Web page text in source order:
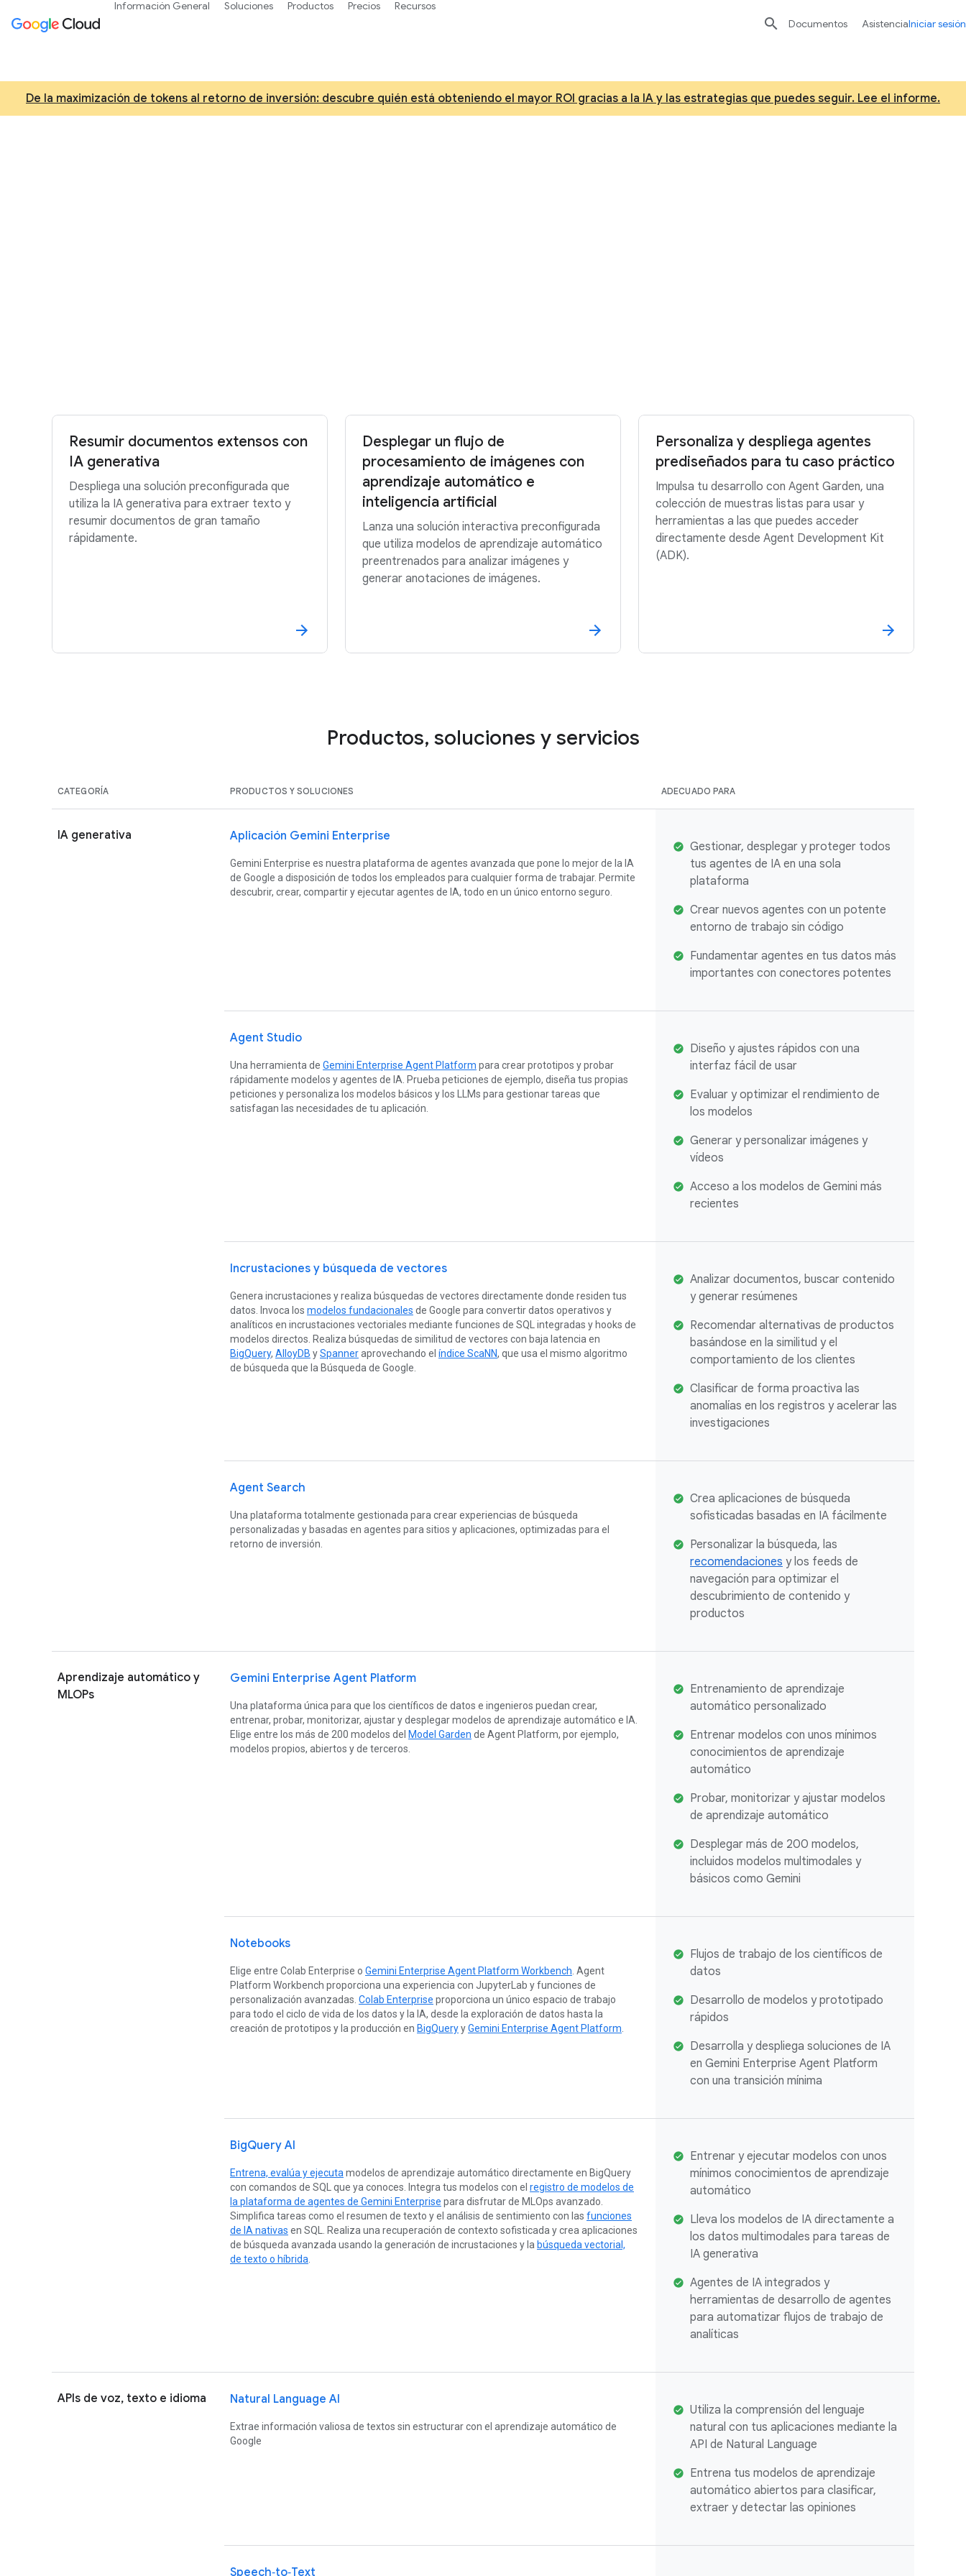
De la maximización de tokens al retorno de inversión: descubre quién está obteniendo el mayor ROI gracias a la IA y las estrategias que puedes seguir. Lee el informe.
Resumir documentos extensos con
IA generativa
Despliega una solución preconfigurada que
utiliza la IA generativa para extraer texto y
resumir documentos de gran tamaño
rápidamente.
Desplegar un flujo de
procesamiento de imágenes con
aprendizaje automático e
inteligencia artificial
Lanza una solución interactiva preconfigurada
que utiliza modelos de aprendizaje automático
preentrenados para analizar imágenes y
generar anotaciones de imágenes.
Personaliza y despliega agentes
prediseñados para tu caso práctico
Impulsa tu desarrollo con Agent Garden, una
colección de muestras listas para usar y
herramientas a las que puedes acceder
directamente desde Agent Development Kit
(ADK).
Productos, soluciones y servicios
CATEGORÍA PRODUCTOS Y SOLUCIONES ADECUADO PARA
IA generativa Aplicación Gemini Enterprise
Gemini Enterprise es nuestra plataforma de agentes avanzada que pone lo mejor de la IA
de Google a disposición de todos los empleados para cualquier forma de trabajar. Permite
descubrir, crear, compartir y ejecutar agentes de IA, todo en un único entorno seguro.
Gestionar, desplegar y proteger todos
tus agentes de IA en una sola
plataforma
Crear nuevos agentes con un potente
entorno de trabajo sin código
Fundamentar agentes en tus datos más
importantes con conectores potentes
Agent Studio
Una herramienta de Gemini Enterprise Agent Platform para crear prototipos y probar
rápidamente modelos y agentes de IA. Prueba peticiones de ejemplo, diseña tus propias
peticiones y personaliza los modelos básicos y los LLMs para gestionar tareas que
satisfagan las necesidades de tu aplicación.
Diseño y ajustes rápidos con una
interfaz fácil de usar
Evaluar y optimizar el rendimiento de
los modelos
Generar y personalizar imágenes y
vídeos
Acceso a los modelos de Gemini más
recientes
Incrustaciones y búsqueda de vectores
Genera incrustaciones y realiza búsquedas de vectores directamente donde residen tus
datos. Invoca los modelos fundacionales de Google para convertir datos operativos y
analíticos en incrustaciones vectoriales mediante funciones de SQL integradas y hooks de
modelos directos. Realiza búsquedas de similitud de vectores con baja latencia en
BigQuery, AlloyDB ySpanneraprovechando el índice ScaNN, que usa el mismo algoritmo
de búsqueda que la Búsqueda de Google.
Analizar documentos, buscar contenido
y generar resúmenes
Recomendar alternativas de productos
basándose en la similitud y el
comportamiento de los clientes
Clasificar de forma proactiva las
anomalías en los registros y acelerar las
investigaciones
Agent Search
Una plataforma totalmente gestionada para crear experiencias de búsqueda
personalizadas y basadas en agentes para sitios y aplicaciones, optimizadas para el
retorno de inversión.
Crea aplicaciones de búsqueda
sofisticadas basadas en IA fácilmente
Personalizar la búsqueda, las
recomendaciones y los feeds de
navegación para optimizar el
descubrimiento de contenido y
productos
Aprendizaje automático y
MLOPs
Gemini Enterprise Agent Platform
Una plataforma única para que los científicos de datos e ingenieros puedan crear,
entrenar, probar, monitorizar, ajustar y desplegar modelos de aprendizaje automático e IA.
Elige entre los más de 200 modelos del Model Garden de Agent Platform, por ejemplo,
modelos propios, abiertos y de terceros.
Entrenamiento de aprendizaje
automático personalizado
Entrenar modelos con unos mínimos
conocimientos de aprendizaje
automático
Probar, monitorizar y ajustar modelos
de aprendizaje automático
Desplegar más de 200 modelos,
incluidos modelos multimodales y
básicos como Gemini
Notebooks
Elige entre Colab Enterprise o Gemini Enterprise Agent Platform Workbench . Agent
Platform Workbench proporciona una experiencia con JupyterLab y funciones de
personalización avanzadas. Colab Enterprise proporciona un único espacio de trabajo
para todo el ciclo de vida de los datos y la IA, desde la exploración de datos hasta la
creación de prototipos y la producción en BigQueryyGemini Enterprise Agent Platform
Flujos de trabajo de los científicos de
datos
Desarrollo de modelos y prototipado
rápidos
Desarrolla y despliega soluciones de IA
en Gemini Enterprise Agent Platform
con una transición mínima
BigQuery AI
Entrena, evalúa y ejecuta modelos de aprendizaje automático directamente en BigQuery
con comandos de SQL que ya conoces. Integra tus modelos con el registro de modelos de
la plataforma de agentes de Gemini Enterprise para disfrutar de MLOps avanzado.
Simplifica tareas como el resumen de texto y el análisis de sentimiento con las funciones
de IA nativas en SQL. Realiza una recuperación de contexto sofisticada y crea aplicaciones
de búsqueda avanzada usando la generación de incrustaciones y la búsqueda vectorial,
de texto o híbrida
Entrenar y ejecutar modelos con unos
mínimos conocimientos de aprendizaje
automático
Lleva los modelos de IA directamente a
los datos multimodales para tareas de
IA generativa
Agentes de IA integrados y
herramientas de desarrollo de agentes
para automatizar flujos de trabajo de
analíticas
APIs de voz, texto e idioma Natural Language AI
Extrae información valiosa de textos sin estructurar con el aprendizaje automático de
Google
Utiliza la comprensión del lenguaje
natural con tus aplicaciones mediante la
API de Natural Language
Entrena tus modelos de aprendizaje
automático abiertos para clasificar,
extraer y detectar las opiniones
Speech‑to‑Text
Información General Soluciones Productos Precios Recursos
 Documentos AsistenciaIniciar sesión